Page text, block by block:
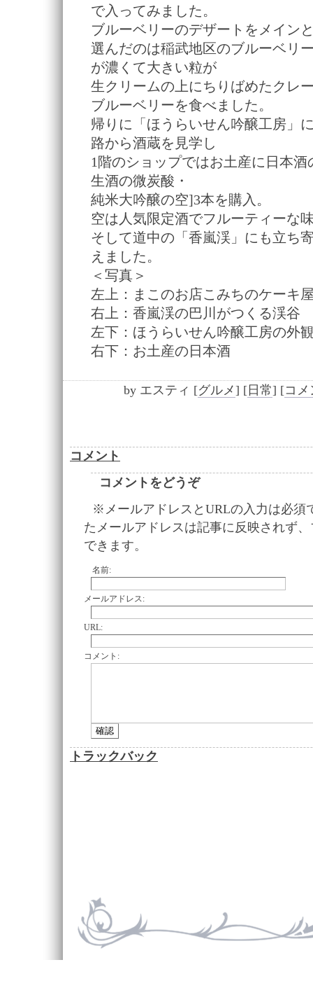
で入ってみました。
ブルーベリーのデザートをメイン
選んだのは稲武地区のブルーベリ
が濃くて大きい粒が
生クリームの上にちりばめたクレ
ブルーベリーを食べました。
帰りに「ほうらいせん吟醸工房」
路から酒蔵を見学し
1階のショップではお土産に日本
生酒の微炭酸・
純米大吟醸の空]3本を購入。
空は人気限定酒でフルーティーな
そして道中の「香嵐渓」にも立ち
えました。
＜写真＞
左上：まこのお店こみちのケーキ
右上：香嵐渓の巴川がつくる渓谷
左下：ほうらいせん吟醸工房の外
右下：お土産の日本酒
by エスティ [グルメ] [ 日常] [コメ
コメント
コメントをどうぞ
※メールアドレスとURLの入力は必須
たメールアドレスは記事に反映されず
できます。
名前:
メールアドレス:
URL:
コメント:
トラックバック